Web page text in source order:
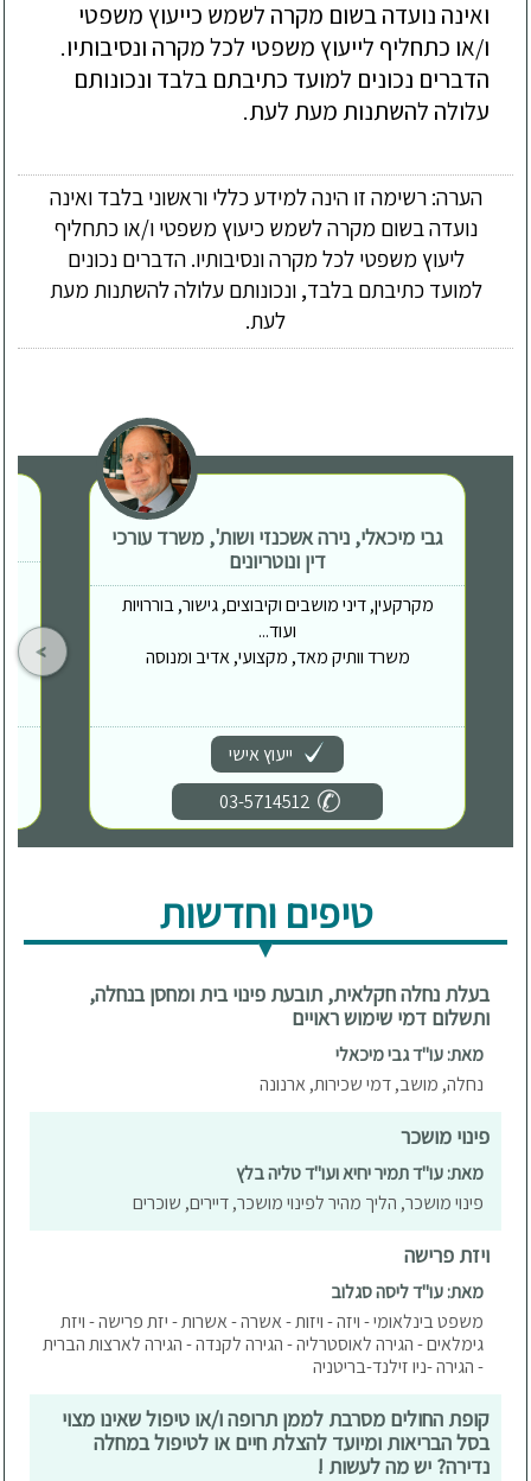
ואינה נועדה בשום מקרה לשמש כייעוץ משפטי
ו/או כתחליף לייעוץ משפטי לכל מקרה ונסיבותיו.
הדברים נכונים למועד כתיבתם בלבד ונכונותם
עלולה להשתנות מעת לעת.
הערה: רשימה זו הינה למידע כללי וראשוני בלבד ואינה
נועדה בשום מקרה לשמש כיעוץ משפטי ו/או כתחליף
ליעוץ משפטי לכל מקרה ונסיבותיו. הדברים נכונים
למועד כתיבתם בלבד, ונכונותם עלולה להשתנות מעת
לעת.
גבי מיכאלי, נירה אשכנזי ושות', משרד עורכי
דין ונוטריונים
מקרקעין, דיני מושבים וקיבוצים, גישור, בוררויות
ועוד...
משרד וותיק מאד, מקצועי, אדיב ומנוסה
ייעוץ אישי
03-5714512
טיפים וחדשות
בעלת נחלה חקלאית, תובעת פינוי בית ומחסן בנחלה,
ותשלום דמי שימוש ראויים
מאת: עו"ד גבי מיכאלי
נחלה, מושב, דמי שכירות, ארנונה
פינוי מושכר
מאת: עו"ד תמיר יחיא ועו"ד טליה בלץ
פינוי מושכר, הליך מהיר לפינוי מושכר, דיירים, שוכרים
ויזת פרישה
מאת: עו"ד ליסה סגלוב
משפט בינלאומי - ויזה - ויזות - אשרה - אשרות - יזת פרישה - ויזת
גימלאים - הגירה לאוסטרליה - הגירה לקנדה - הגירה לארצות הברית
- הגירה -ניו זילנד-בריטניה
קופת החולים מסרבת לממן תרופה ו/או טיפול שאינו מצוי
בסל הבריאות ומיועד להצלת חיים או לטיפול במחלה
נדירה? יש מה לעשות !